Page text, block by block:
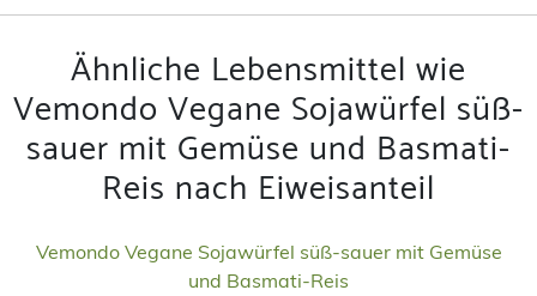
Ähnliche Lebensmittel wie
Vemondo Vegane Sojawürfel süß-
sauer mit Gemüse und Basmati-
Reis nach Eiweisanteil
Vemondo Vegane Sojawürfel süß-sauer mit Gemüse
und Basmati-Reis